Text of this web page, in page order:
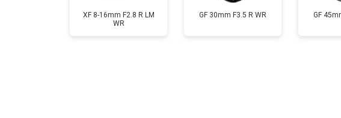
XF 8-16mm F2.8 R LM
WR
GF 30mm F3.5 R WR GF